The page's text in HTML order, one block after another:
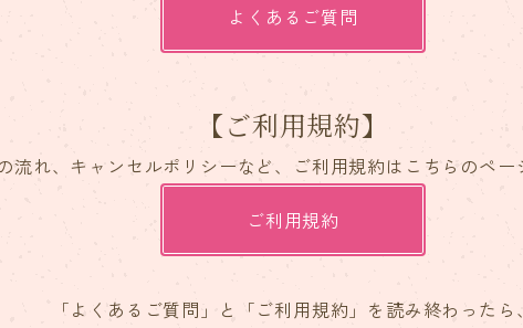
よくあるご質問
【ご利用規約】
流れ、キャンセルポリシーなど、ご利用規約はこちらのペー
ご利用規約
「よくあるご質問」と「ご利用規約」を読み終わったら、